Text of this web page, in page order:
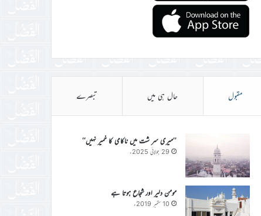
مقبول حال ہی میں تبصرے
’’میری سر شت میں ناکامی کا خمیر نہیں‘‘
29 جولائی 2025ء
مومن دلیر اور شجاع ہوتا ہے
10 ستمبر 2019ء